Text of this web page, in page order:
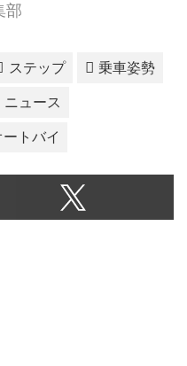
部
ステップ 乗車姿勢
ニュース
トバイ